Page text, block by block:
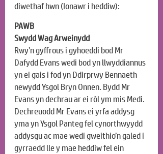
diwethaf hwn (Ionawr i heddiw):
PAWB
Swydd Wag Arweinydd
Rwy’n gyffrous i gyhoeddi bod Mr
Dafydd Evans wedi bod yn llwyddiannus
yn ei gais i fod yn Ddirprwy Bennaeth
newydd Ysgol Bryn Onnen. Bydd Mr
Evans yn dechrau ar ei rôl ym mis Medi.
Dechreuodd Mr Evans ei yrfa addysg
yma yn Ysgol Panteg fel cynorthwyydd
addysgu ac mae wedi gweithio’n galed i
gyrraedd lle y mae heddiw fel ein